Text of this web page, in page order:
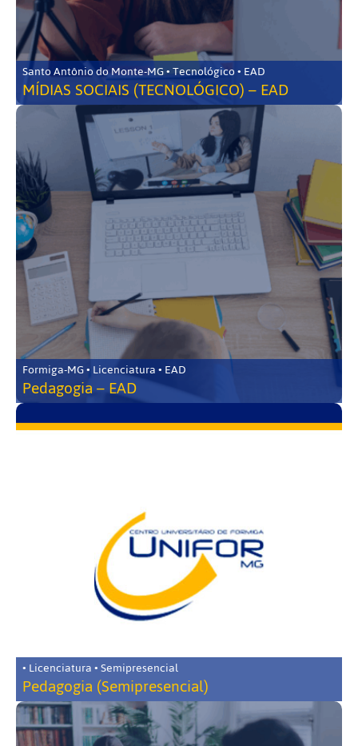
Santo Antônio do Monte-MG • Tecnológico • EAD
MÍDIAS SOCIAIS (TECNOLÓGICO) – EAD
Formiga-MG • Licenciatura • EAD
Pedagogia – EAD
• Licenciatura • Semipresencial
Pedagogia (Semipresencial)